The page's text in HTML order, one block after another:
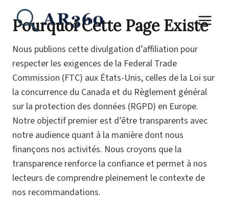
contenu
Pourquoi Cette Page Existe
Nous publions cette divulgation d’affiliation pour
respecter les exigences de la Federal Trade
Commission (FTC) aux États-Unis, celles de la Loi sur
la concurrence du Canada et du Règlement général
sur la protection des données (RGPD) en Europe.
Notre objectif premier est d’être transparents avec
notre audience quant à la manière dont nous
finançons nos activités. Nous croyons que la
transparence renforce la confiance et permet à nos
lecteurs de comprendre pleinement le contexte de
nos recommandations.